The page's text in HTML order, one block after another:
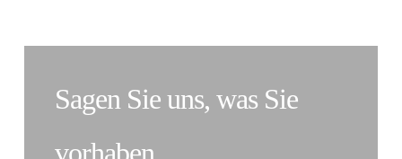
Sagen Sie uns, was Sie